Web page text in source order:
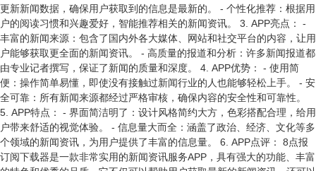
更新新闻数据，确保用户获取到的信息是最新的。 - 个性化推荐：根据用
户的阅读习惯和兴趣爱好，智能推荐相关的新闻资讯。 3. APP亮点： -
丰富的新闻来源：包含了国内外各大媒体、网站和社交平台的内容，让用
户能够获取更全面的新闻资讯。 - 高质量的报道和分析：许多新闻报道都
由专业记者撰写，保证了新闻的质量和深度。 4. APP优势： - 使用简
便：操作简单易懂，即使没有接触过新闻行业的人也能够轻松上手。 - 安
全可靠：所有新闻来源都经过严格审核，确保内容的安全性和可靠性。
5. APP特点： - 界面简洁明了：设计风格简约大方，色彩搭配合理，给用
户带来舒适的视觉体验。 - 信息量大而全：涵盖了政治、经济、文化等多
个领域的新闻资讯，为用户提供了丰富的信息量。 6. APP点评： 8点报
订阅下载器是一款非常实用的新闻资讯服务APP，具有强大的功能、丰富